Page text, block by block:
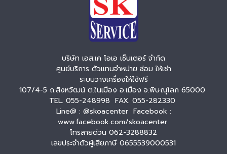
บริษัท เอส.เค โอเอ เซ็นเตอร์ จำกัด
ศูนย์บริการ ตัวแทนจำหน่าย ซ่อม ให้เช่า
ระบบวางเครื่องให้ใช้ฟรี
107/4-5 ถ.สิงหวัฒน์ ต.ในเมือง อ.เมือง จ.พิษณุโลก 65000
TEL. 055-248998 FAX. 055-282330
Line@ : @skoacenter Facebook :
www.facebook.com/skoacenter
โทรสายด่วน 062-3288832
เลขประจำตัวผู้เสียภาษี 0655539000531